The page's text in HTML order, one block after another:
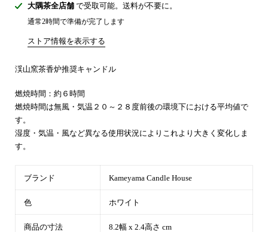
大隅茶全店舗 で受取可能。送料が不要に。
通常2時間で準備が完了します
ストア情報を表示する
渓山窯茶香炉推奨キャンドル
燃焼時間：約６時間
燃焼時間は無風・気温２０～２８度前後の環境下における平均値で
す。
湿度・気温・風など異なる使用状況によりこれより大きく変化しま
す。
ブランド Kameyama Candle House
色 ホワイト
商品の寸法 8.2幅 x 2.4高さ cm